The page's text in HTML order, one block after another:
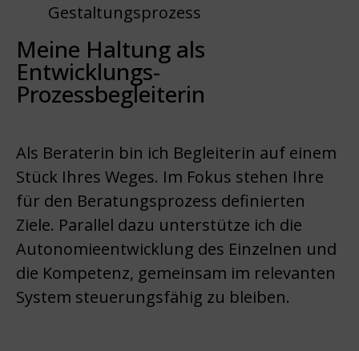
Gestaltungsprozess
Meine Haltung als
Entwicklungs-
Prozessbegleiterin
Als Beraterin bin ich Begleiterin auf einem
Stück Ihres Weges. Im Fokus stehen Ihre
für den Beratungsprozess definierten
Ziele. Parallel dazu unterstütze ich die
Autonomieentwicklung des Einzelnen und
die Kompetenz, gemeinsam im relevanten
System steuerungsfähig zu bleiben.